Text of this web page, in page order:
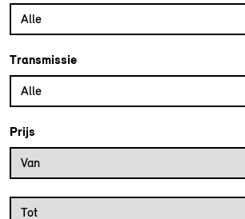
Alle
Transmissie
Alle
Prijs
Prijs vanaf
Van
Prijs tot
Tot